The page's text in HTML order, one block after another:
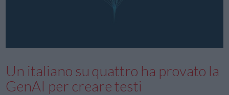
Un italiano su quattro ha provato la
GenAI per creare testi